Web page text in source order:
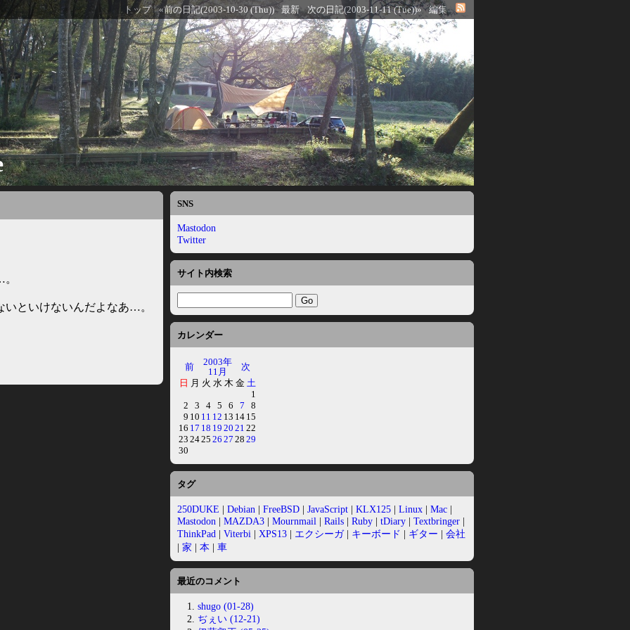
トップ «前の日記(2003-10-30 (Thu)) 最新 次の日記(2003-11-11 (Tue))» 編集
いといけないんだよなあ…。
SNS
Mastodon
Twitter
サイト内検索
カレンダー
前
2003年
11月
次
日 月 火 水 木 金 土
1
2
3 4 5 6 7
8
9 10 11 12 13 14 15
16 17 18 19 20 21 22
23 2425 26 27 28 29
30
タグ
250DUKE | Debian | FreeBSD | JavaScript | KLX125 | Linux | Mac |
Mastodon | MAZDA3 | Mournmail | Rails | Ruby | tDiary | Textbringer |
ThinkPad | Viterbi | XPS13 | エクシーガ| キーボード | ギター | 会社
| 家 | 本 | 車
最近のコメント
shugo (01-28)
ぢぇい (12-21)